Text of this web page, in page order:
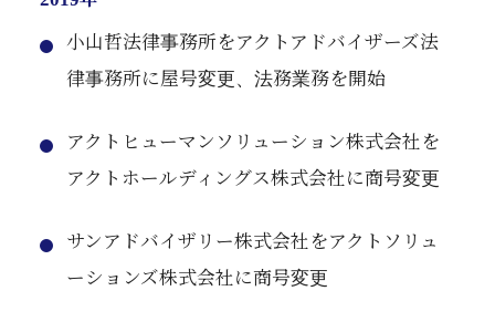
小山哲法律事務所をアクトアドバイザーズ法
律事務所に屋号変更、法務業務を開始
アクトヒューマンソリューション株式会社を
アクトホールディングス株式会社に商号変更
サンアドバイザリー株式会社をアクトソリュ
ーションズ株式会社に商号変更